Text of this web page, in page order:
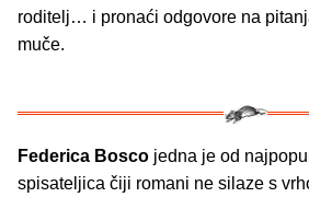
roditelj… i pronaći odgovore na
muče.
Federica Bosco jedna je od
spisateljica čiji romani ne silaze s